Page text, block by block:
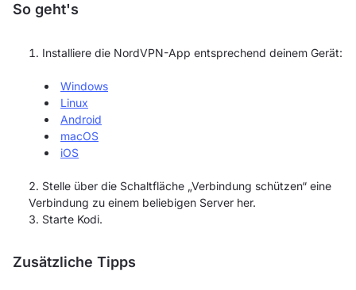
So geht's
Installiere die NordVPN-App entsprechend deinem Gerät:
Windows
Linux
Android
macOS
iOS
Stelle über die Schaltfläche „Verbindung schützen“ eine
Verbindung zu einem beliebigen Server her.
Starte Kodi.
Zusätzliche Tipps